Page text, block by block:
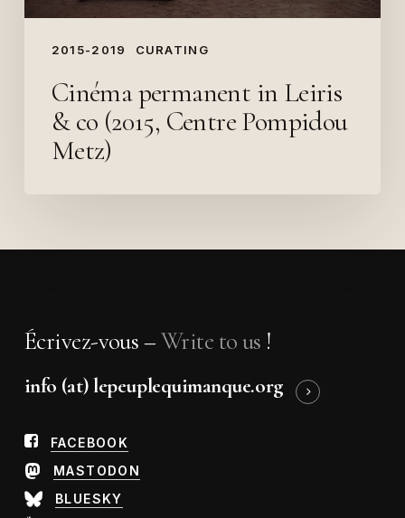
2015-2019 CURATING
Metz)
Cinéma permanent in Leiris
& co (2015, Centre Pompidou
Metz)
Écrivez-vous –Write to us !
info (at) lepeuplequimanque.org
FACEBOOK
MASTODON
BLUESKY